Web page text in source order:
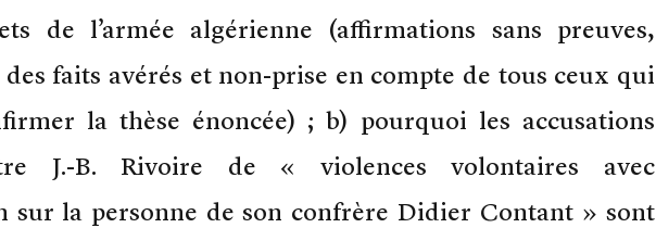
de l’armée algérienne (affirmations sans preuves,
faits avérés et non-prise en compte de tous ceux qui
la thèse énoncée) ; b) pourquoi les accusations
J.-B. Rivoire de « violences volontaires avec
sur la personne de son confrère Didier Contant » sont